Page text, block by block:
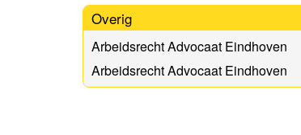
Overig
Arbeidsrecht Advocaat Eindhoven
Arbeidsrecht Advocaat Eindhoven